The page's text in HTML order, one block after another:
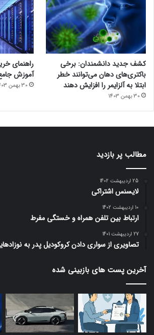
کشف جدید دانشمندان: برخی
باکتری‌های دهان می‌توانند خطر
ابتلا به آلزایمر را افزایش دهند
30 بهمن 1403
راهنمای
آموزش
30 بهمن 1403
مطالب پر بازدید
25 اردیبهشت 1402
لایسنس اشتراکی
10 اردیبهشت 1402
ارتباط بین تلفن همراه و خستگی مفرط
27 اردیبهشت 1401
تصاویری از سواری دادن کروکودیل پدر به
آخرین پست های بازبینی شده